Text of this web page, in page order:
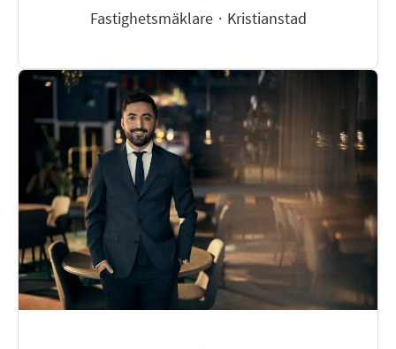
Fastighetsmäklare · Kristianstad